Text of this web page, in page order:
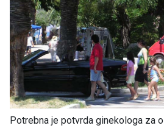
Potrebna je potvrda ginekologa za